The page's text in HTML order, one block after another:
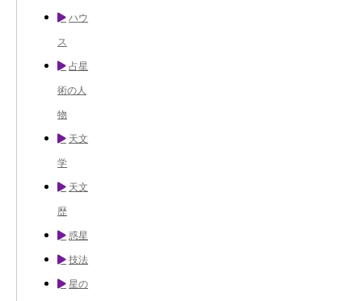
ハウ
ス
占星
術の人
物
天文
学
天文
歴
惑星
技法
星の